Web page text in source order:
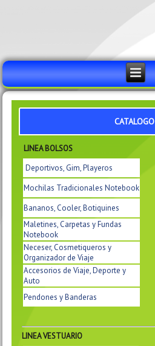
CATALOGO
LINEA BOLSOS
Deportivos, Gim, Playeros
Mochilas Tradicionales Notebook
Bananos, Cooler, Botiquines
Maletines, Carpetas y Fundas
Notebook
Neceser, Cosmetiqueros y
Organizador de Viaje
Accesorios de Viaje, Deporte y
Auto
Pendones y Banderas
LINEA VESTUARIO